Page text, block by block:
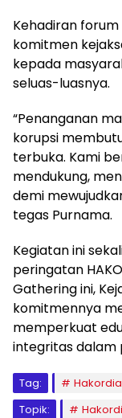
Kehadiran
komitmen
kepada
seluas-luasnya.
“Penanganan
korupsi
terbuka. Kami
mendukung,
demi
tegas Purnama.
Kegiatan ini
peringatan
Gathering ini,
komitmennya
memperkuat
integritas dalam
Tag:
Hakordia
Topik: